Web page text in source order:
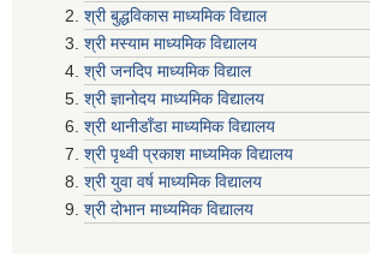
श्री बुद्धविकास माध्यमिक विद्याल
श्री मस्याम माध्यमिक विद्यालय
श्री जनदिप माध्यमिक विद्याल
श्री ज्ञानोदय माध्यमिक विद्यालय
श्री थानीडाँडा माध्यमिक विद्यालय
श्री पृथ्वी प्रकाश माध्यमिक विद्यालय
श्री युवा वर्ष माध्यमिक विद्यालय
श्री दोभान माध्यमिक विद्यालय